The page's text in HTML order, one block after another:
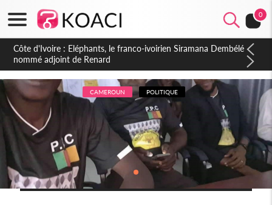
0
Cameroun : 5 combattants séparatistes neutralisés, le Mindef
dément les rumeurs d'exactions des civils
CAMEROUN POLITIQUE